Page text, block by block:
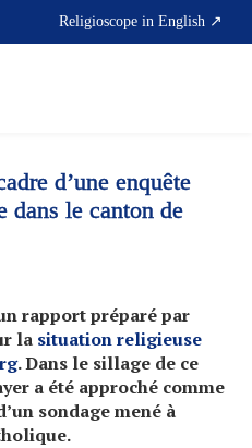
Religioscope in English ↗
d’une enquête
dans le canton de
rapport préparé par
la situation religieuse
. Dans le sillage de ce
a été approché comme
sondage mené à